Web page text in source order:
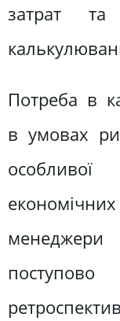
затрат та
Потреба в
в умовах